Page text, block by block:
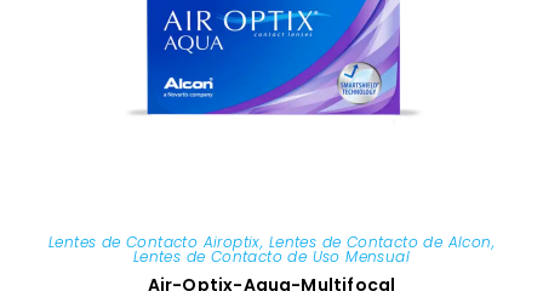
Lentes de Contacto Airoptix, Lentes de Contacto de Alcon,
Lentes de Contacto de Uso Mensual
Air-Optix-Aqua-Multifocal